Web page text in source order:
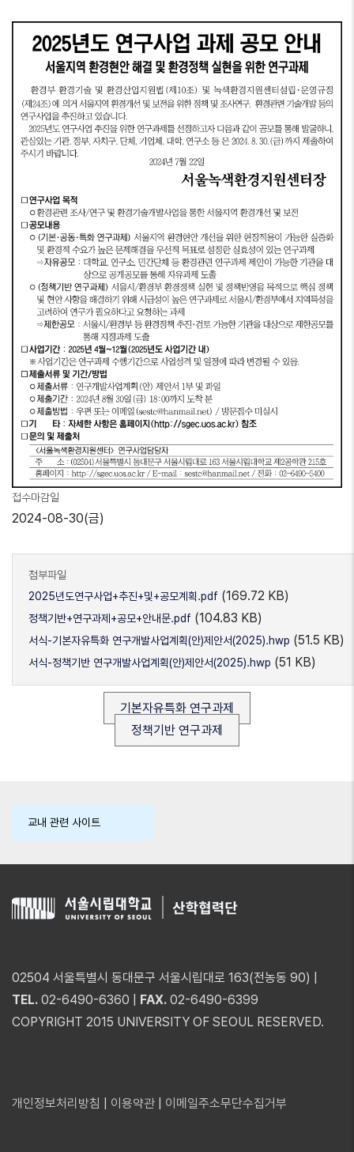
접수마감일
2024-08-30(금)
첨부파일
2025년도연구사업+추진+및+공모계획.pdf (169.72 KB)
정책기반+연구과제+공모+안내문.pdf (104.83 KB)
서식-기본자유특화 연구개발사업계획(안)제안서(2025).hwp (51.5 KB)
서식-정책기반 연구개발사업계획(안)제안서(2025).hwp (51 KB)
기본자유특화 연구과제
정책기반 연구과제
교내 관련 사이트
02504 서울특별시 동대문구 서울시립대로 163(전농동 90) |
TEL. 02-6490-6360 | FAX. 02-6490-6399
COPYRIGHT 2015 UNIVERSITY OF SEOUL RESERVED.
개인정보처리방침 이용약관 이메일주소무단수집거부